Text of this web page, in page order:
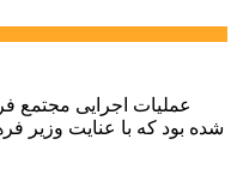
شده بود که با عنایت وزیر